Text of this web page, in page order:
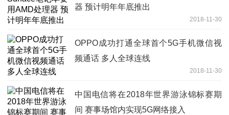
器 预计明年年底推出
2018-11-30
OPPO成功打通全球首个5G手机微信视
频通话 多人全球连线
2018-11-30
中国电信将在2018年世界游泳锦标赛期
间 赛事场馆内实现5G网络接入